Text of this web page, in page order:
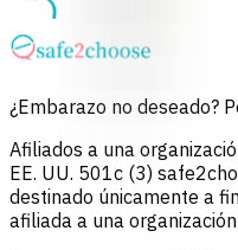
¿Embarazo no deseado?
Afiliados a una
EE. UU. 501c (3)
destinado únicamente a
afiliada a una